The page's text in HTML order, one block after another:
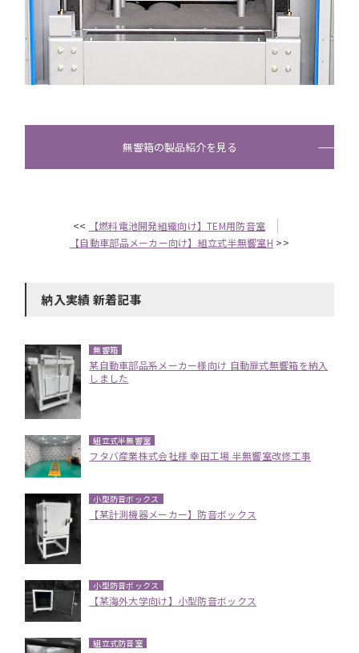
無響箱の製品紹介を見る
<<
【燃料電池開発組織向け】TEM用防音室
【自動車部品メーカー向け】組立式半無響室H >>
納入実績 新着記事
無響箱
某自動車部品系メーカー様向け 自動扉式無響箱を納入
しました
組立式半無響室
フタバ産業株式会社様 幸田工場 半無響室改修工事
小型防音ボックス
【某計測機器メーカー】防音ボックス
小型防音ボックス
【某海外大学向け】小型防音ボックス
組立式防音室